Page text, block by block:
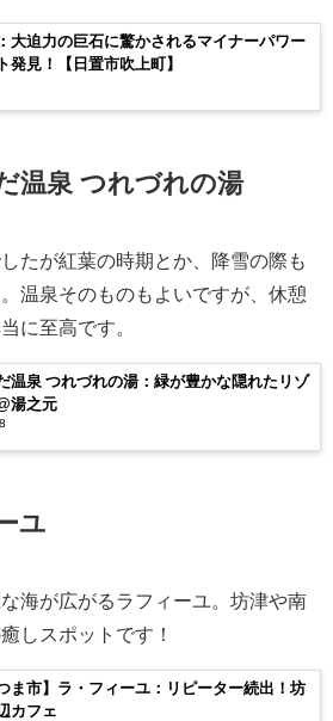
大迫力の巨石に驚かされるマイナーパワー
発見！【日置市吹上町】
温泉 つれづれの湯
たが紅葉の時期とか、降雪の際も
温泉そのものもよいですが、休憩
に至高です。
温泉 つれづれの湯：緑が豊かな隠れたリゾ
湯之元
ユ
海が広がるラフィーユ。坊津や南
しスポットです！
ま市】ラ・フィーユ：リピーター続出！坊
カフェ